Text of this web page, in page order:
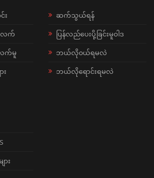
း
လက်
က်မူ
း
ဆက်သွယ်ရန်
ပြန်လည်ပေးပို့ခြင်းမူဝါဒ
ဘယ်လို၀ယ်ရမလဲ
ဘယ်လိုရောင်းရမလဲ
ား